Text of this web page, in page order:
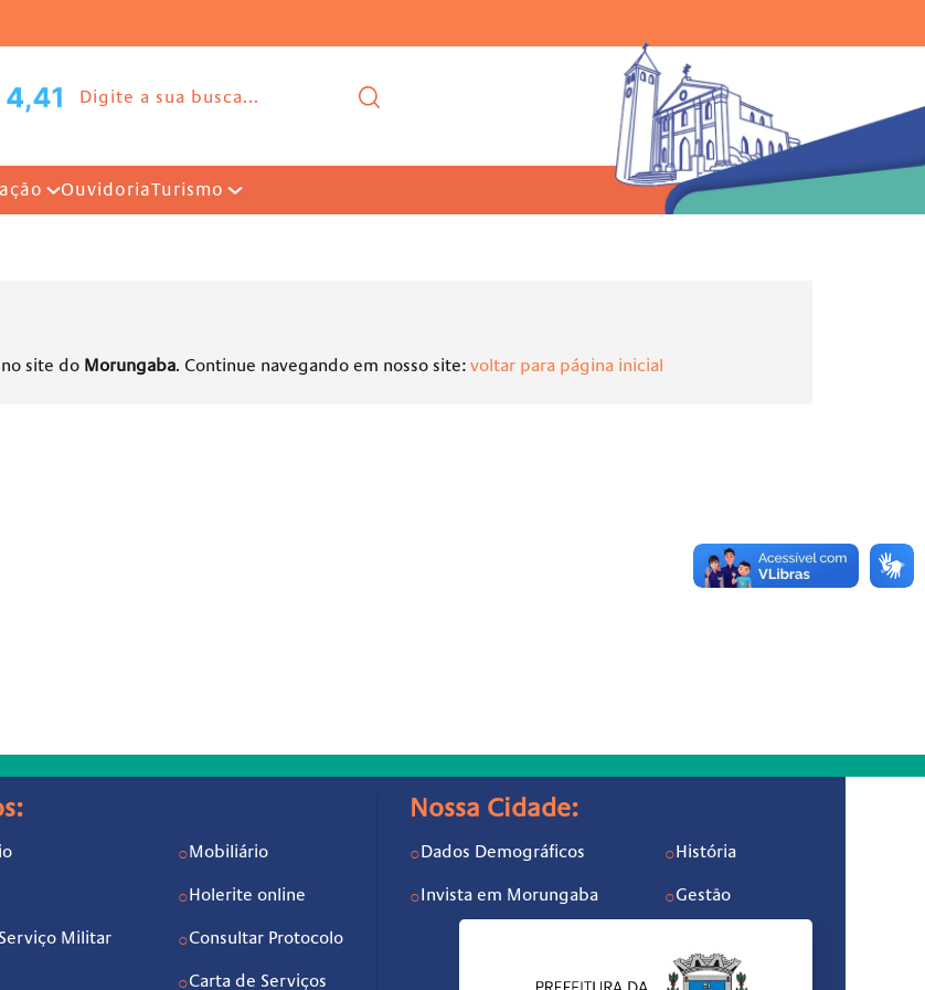
OuvidoriaTurismo
site do Morungaba. Continue navegando em nosso site: voltar para página inicial
○Mobiliário
○ Holerite online
Militar ○Consultar Protocolo
○Carta de Serviços
Nossa Cidade:
○ Dados Demográficos ○ História
○ Invista em Morungaba ○Gestão